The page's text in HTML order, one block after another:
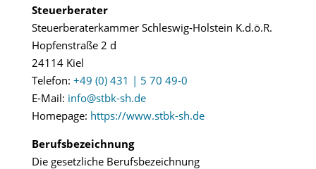
Steuerberater
Steuerberaterkammer Schleswig-Holstein K.d.ö.R.
Hopfenstraße 2 d
24114 Kiel
Telefon: +49 (0) 431 | 5 70 49-0
E-Mail: info@stbk-sh.de
Homepage: https://www.stbk-sh.de
Berufsbezeichnung
Die gesetzliche Berufsbezeichnung